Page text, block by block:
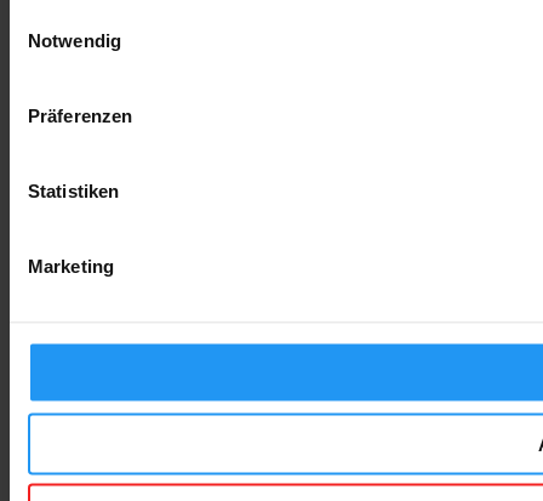
Notwendig
Präferenzen
Statistiken
Marketing